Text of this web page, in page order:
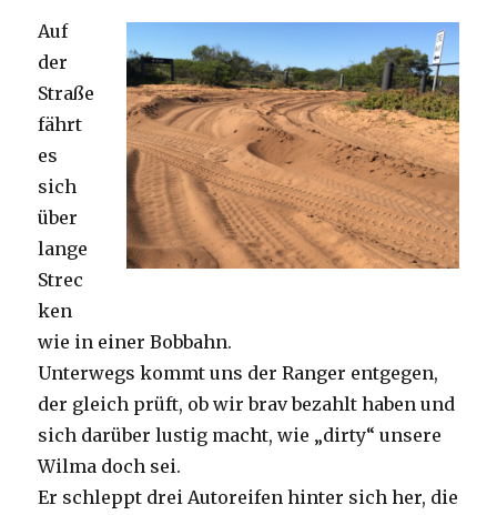
Auf
der
Straße
fährt
es
sich
über
lange
Strec
ken
wie in einer Bobbahn.
Unterwegs kommt uns der Ranger entgegen,
der gleich prüft, ob wir brav bezahlt haben und
sich darüber lustig macht, wie „dirty“ unsere
Wilma doch sei.
Er schleppt drei Autoreifen hinter sich her, die